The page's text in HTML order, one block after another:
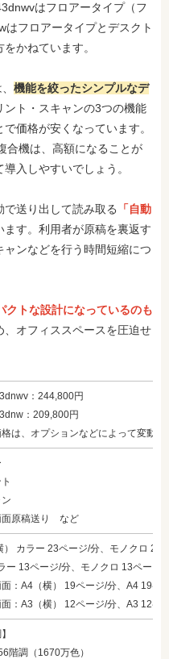
はフロアータイプ（フ
フロアータイプとデスクト
かねています。
機能を絞ったシンプルなデ
ント・スキャンの3つの機能
価格が安くなっています。
合機は、高額になることが
入しやすいでしょう。
送り出して読み取る
「自動
ます。利用者が原稿を裏返す
ンなどを行う時間短縮につ
クトな設計になっているのも
オフィススペースを圧迫せ
：244,800円
：209,800円
は、オプションなどによって変動
面原稿送り など
） カラー 23ページ/分、モノクロ 23
ー 13ページ/分、モノクロ 13ページ/
面：A4（横） 19ページ/分、A4 19ペ
面：A3（横） 12ページ/分、A3 12ペ
階調（1670万色）